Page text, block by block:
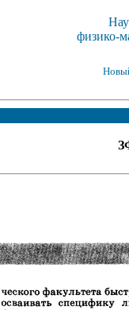
физико-